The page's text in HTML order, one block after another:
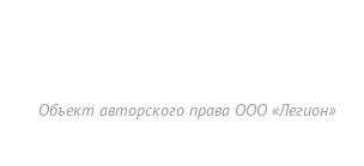
Объект авторского права ООО «Легион»